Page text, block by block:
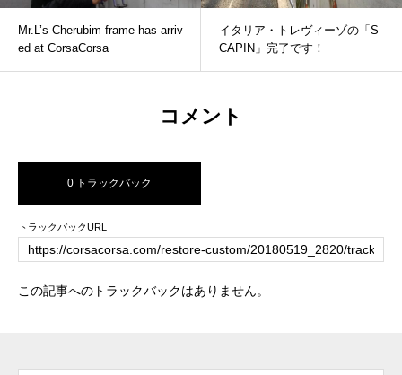
Mr.L’s Cherubim frame has arriv
ed at CorsaCorsa
イタリア・トレヴィーゾの「S
CAPIN」完了です！
コメント
0 トラックバック
トラックバックURL
この記事へのトラックバックはありません。